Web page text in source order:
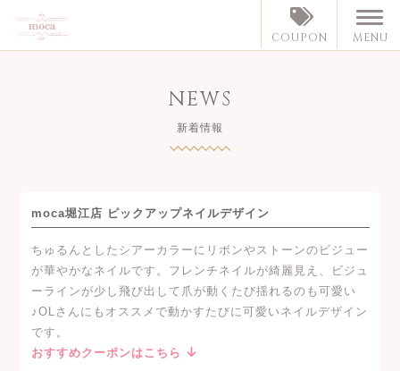
COUPON MENU
NEWS
新着情報
moca堀江店 ピックアップネイルデザイン
ちゅるんとしたシアーカラーにリボンやストーンのビジュー
が華やかなネイルです。フレンチネイルが綺麗見え、ビジュ
ーラインが少し飛び出して爪が動くたび揺れるのも可愛い
♪OLさんにもオススメで動かすたびに可愛いネイルデザイン
です。
おすすめクーポンはこちら